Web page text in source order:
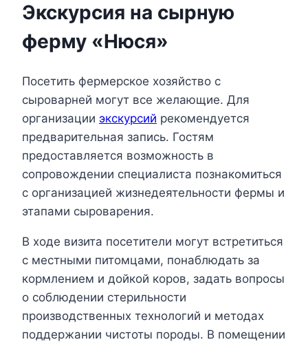
Экскурсия на сырную
ферму «Нюся»
Посетить фермерское хозяйство с
сыроварней могут все желающие. Для
организации экскурсий рекомендуется
предварительная запись. Гостям
предоставляется возможность в
сопровождении специалиста познакомиться
с организацией жизнедеятельности фермы и
этапами сыроварения.
В ходе визита посетители могут встретиться
с местными питомцами, понаблюдать за
кормлением и дойкой коров, задать вопросы
о соблюдении стерильности
производственных технологий и методах
поддержании чистоты породы. В помещении